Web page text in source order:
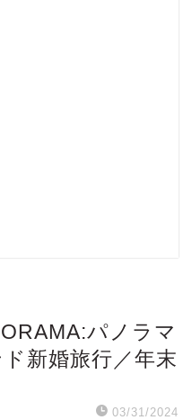
パノラマ
新婚旅行／年末
03/31/2024